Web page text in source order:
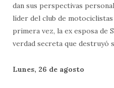
dan sus perspectivas
líder del club de
primera vez, la ex esposa de
verdad secreta que destruyó
Lunes, 26 de agosto